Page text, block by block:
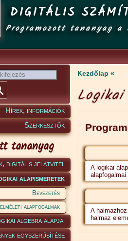
DIGITÁLIS
Programozott tananyag
Hírek, információk
Szerkesztők
tananyag
digitális jelátvitel
alapismeretek
Bevezetés
alapfogalmak
algebra alapjai
egyszerűsítése
Kezdőlap
A logikai
A
halmaz